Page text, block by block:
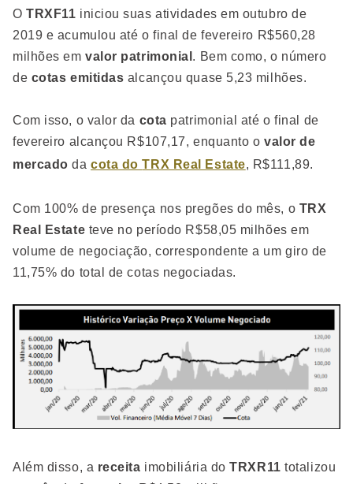
OTRXF11 iniciou suas atividades em outubro de
2019 e acumulou até o final de fevereiro R$560,28
milhões emvalor patrimonial . Bem como, o número
de cotas emitidas alcançou quase 5,23 milhões.
Com isso, o valor da cota patrimonial até o final de
fevereiro alcançou R$107,17, enquanto o valor de
mercado dacota doTRX Real Estate, R$111,89.
Com 100% de presença nos pregões do mês, o TRX
Real Estate teve no período R$58,05 milhões em
volume de negociação, correspondente a um giro de
11,75% do total de cotas negociadas.
Além disso, a receita imobiliária doTRXR11 totalizou